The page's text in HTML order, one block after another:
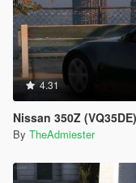
4.31
Nissan 350Z (VQ35DE)
By TheAdmiester